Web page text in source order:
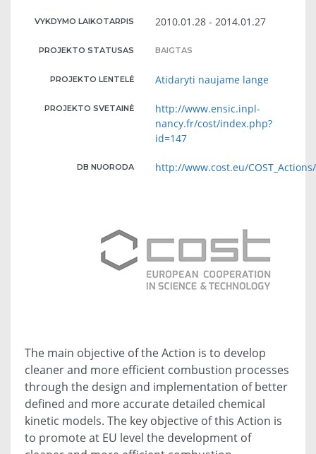
VYKDYMO LAIKOTARPIS 2010.01.28 - 2014.01.27
PROJEKTO STATUSAS BAIGTAS
PROJEKTO LENTELĖ Atidaryti naujame lange
PROJEKTO SVETAINĖ
http://www.ensic.inpl-
nancy.fr/cost/index.php?
id=147
DB NUORODA http://www.cost.eu/
The main objective of the Action is to develop
cleaner and more efficient combustion processes
through the design and implementation of better
defined and more accurate detailed chemical
kinetic models. The key objective of this Action is
to promote at EU level the development of